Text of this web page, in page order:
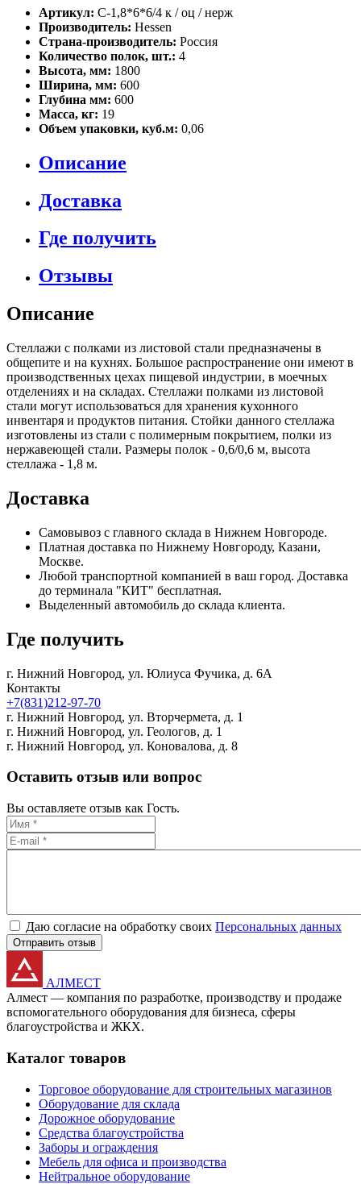
Артикул: С-1,8*6*6/4 к / оц / нерж
Производитель: Hessen
Страна-производитель: Россия
Количество полок, шт.: 4
Высота, мм: 1800
Ширина, мм: 600
Глубина мм: 600
Масса, кг: 19
Объем упаковки, куб.м: 0,06
Описание
Доставка
Где получить
Отзывы
Описание
Стеллажи с полками из листовой стали предназначены в
общепите и на кухнях. Большое распространение они имеют в
производственных цехах пищевой индустрии, в моечных
отделениях и на складах. Стеллажи полками из листовой
стали могут использоваться для хранения кухонного
инвентаря и продуктов питания. Стойки данного стеллажа
изготовлены из стали с полимерным покрытием, полки из
нержавеющей стали. Размеры полок - 0,6/0,6 м, высота
стеллажа - 1,8 м.
Доставка
Самовывоз с главного склада в Нижнем Новгороде.
Платная доставка по Нижнему Новгороду, Казани,
Москве.
Любой транспортной компанией в ваш город. Доставка
до терминала "КИТ" бесплатная.
Выделенный автомобиль до склада клиента.
Где получить
г. Нижний Новгород, ул. Юлиуса Фучика, д. 6А
Контакты
+7(831)212-97-70
г. Нижний Новгород, ул. Вторчермета, д. 1
г. Нижний Новгород, ул. Геологов, д. 1
г. Нижний Новгород, ул. Коновалова, д. 8
Оставить отзыв или вопрос
Вы оставляете отзыв как Гость.
Даю согласие на обработку своих Персональных данных
Отправить отзыв
АЛМЕСТ
Алмест — компания по разработке, производству и продаже
вспомогательного оборудования для бизнеса, сферы
благоустройства и ЖКХ.
Каталог товаров
Торговое оборудование для строительных магазинов
Оборудование для склада
Дорожное оборудование
Средства благоустройства
Заборы и ограждения
Мебель для офиса и производства
Нейтральное оборудование